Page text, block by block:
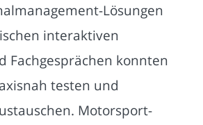
Lösungen
interaktiven
Fachgesprächen konnten
testen und
Motorsport-